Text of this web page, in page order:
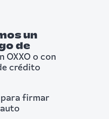
un
de
OXXO o con
crédito
para firmar